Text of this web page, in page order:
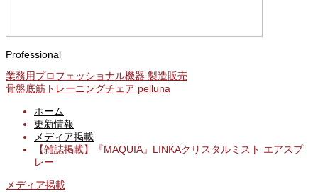
Professional
業務用プロフェッショナル機器 製造販売
骨盤底筋トレーニングチェア pelluna
ホーム
更新情報
メディア掲載
【雑誌掲載】『MAQUIA』LINKAクリスタルミスト エアスプ
レー
メディア掲載